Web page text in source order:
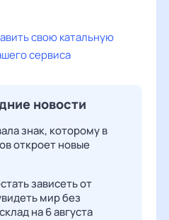
свою катальную
сервиса
новости
знак, которому в
откроет новые
зависеть от
мир без
на 6 августа